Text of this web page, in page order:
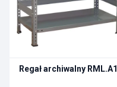
Regał archiwalny RML.A1